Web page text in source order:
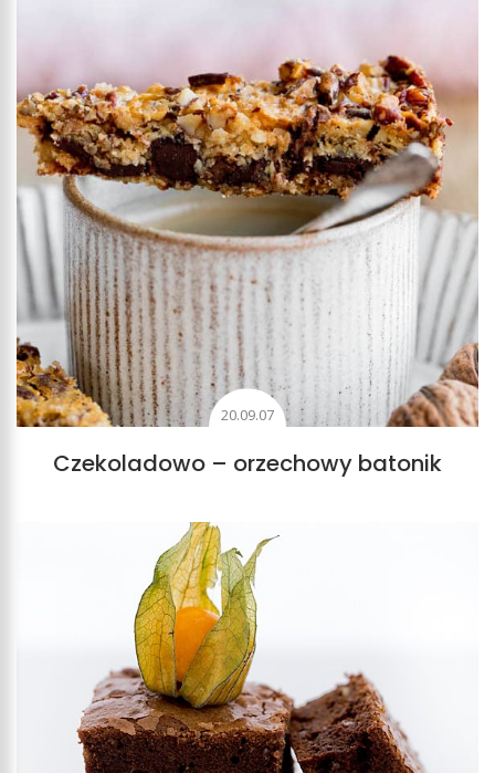
20.09.07
Czekoladowo – orzechowy batonik